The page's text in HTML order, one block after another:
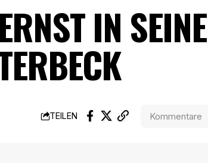
IN
TEILEN Kommentare